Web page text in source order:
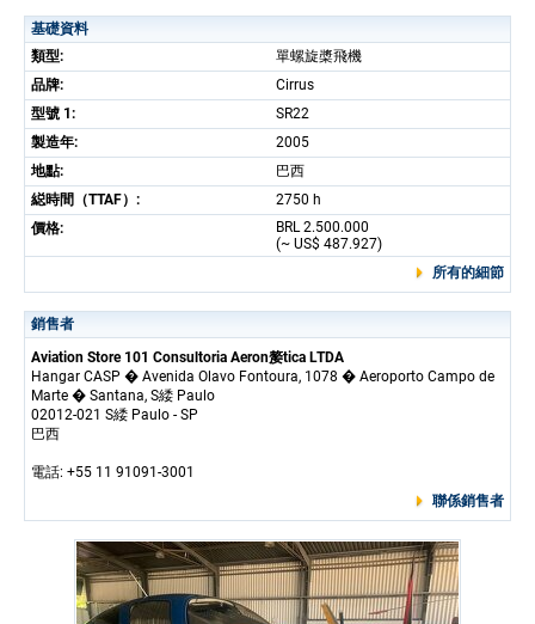
基礎資料
類型:
單螺旋槳飛機
品牌:
Cirrus
型號 1:
SR22
製造年:
2005
地點:
巴西
縂時間（TTAF）:
2750 h
價格:
BRL 2.500.000
(~ US$ 487.927)
所有的細節
銷售者
Aviation Store 101 Consultoria Aeron嫠tica LTDA
Hangar CASP � Avenida Olavo Fontoura, 1078 � Aeroporto Campo de
Marte � Santana, S緌 Paulo
02012-021 S緌 Paulo - SP
巴西
電話: +55 11 91091-3001
聯係銷售者